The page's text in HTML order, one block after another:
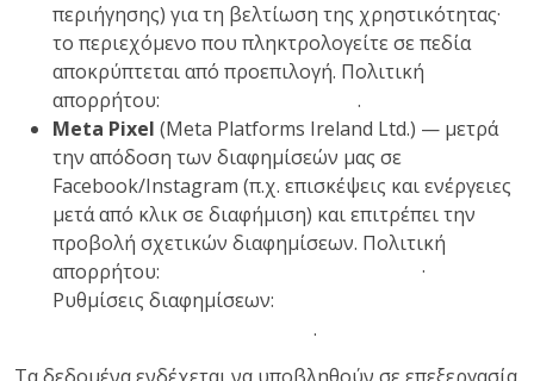
περιήγησης) για τη βελτίωση της χρηστικότητας·
το περιεχόμενο που πληκτρολογείτε σε πεδία
αποκρύπτεται από προεπιλογή. Πολιτική
απορρήτου:
.
Meta Pixel (Meta Platforms Ireland Ltd.) — μετρά
την απόδοση των διαφημίσεών μας σε
Facebook/Instagram (π.χ. επισκέψεις και ενέργειες
μετά από κλικ σε διαφήμιση) και επιτρέπει την
προβολή σχετικών διαφημίσεων. Πολιτική
απορρήτου:
·
Ρυθμίσεις διαφημίσεων:
.